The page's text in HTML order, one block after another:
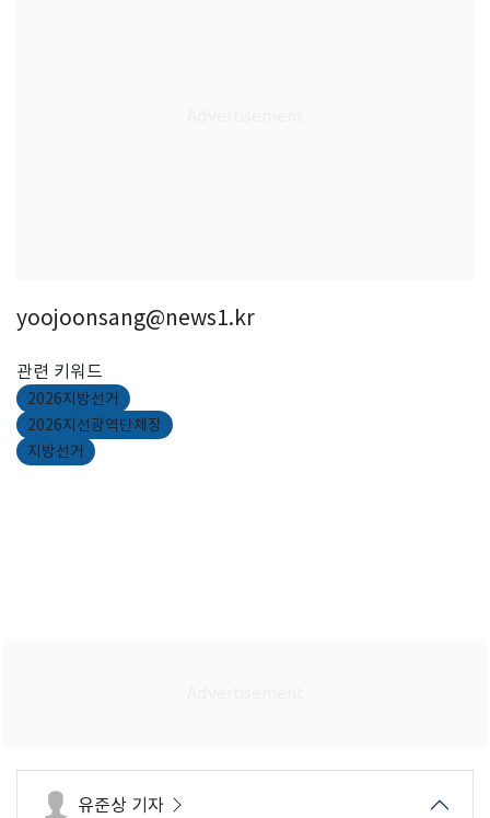
yoojoonsang@news1.kr
관련 키워드
2026지방선거
2026지선광역단체장
지방선거
유준상 기자